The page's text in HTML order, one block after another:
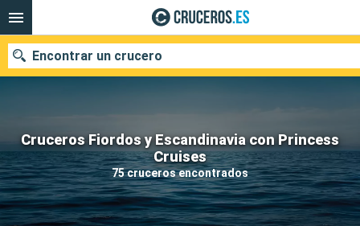
Cruceros Fiordos y Escandinavia con Princess
Cruises
75 cruceros encontrados
Encontrar un crucero
Nuestros destinos
Fecha de salida
Puertos Compañías